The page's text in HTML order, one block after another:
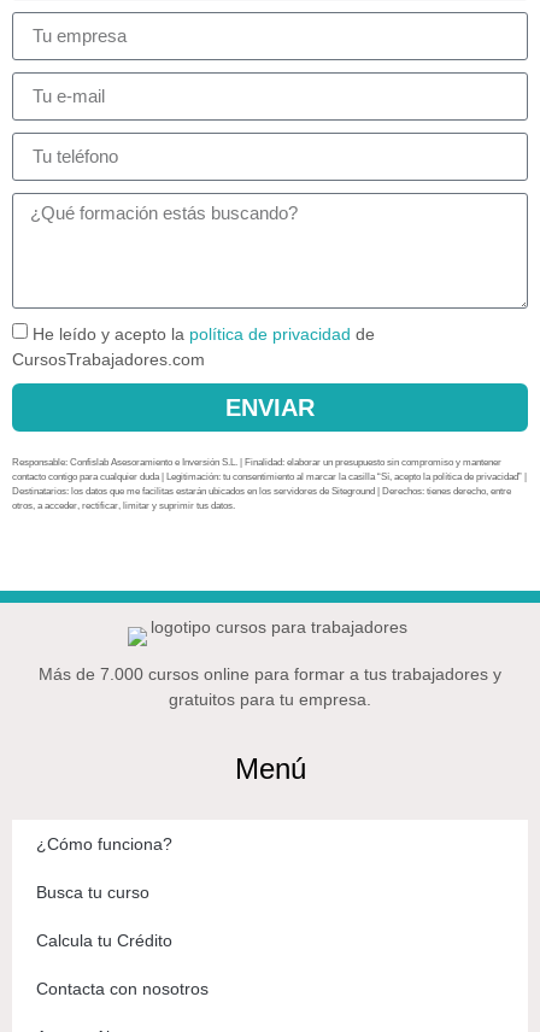
He leído y acepto la política de privacidad de
CursosTrabajadores.com
ENVIAR
Responsable: Confislab Asesoramiento e Inversión S.L. | Finalidad: elaborar un presupuesto sin compromiso y mantener
contacto contigo para cualquier duda | Legitimación: tu consentimiento al marcar la casilla “Sí, acepto la política de privacidad” |
Destinatarios: los datos que me facilitas estarán ubicados en los servidores de Siteground | Derechos: tienes derecho, entre
otros, a acceder, rectificar, limitar y suprimir tus datos.
Más de 7.000 cursos online para formar a tus trabajadores y
gratuitos para tu empresa.
Menú
¿Cómo funciona?
Busca tu curso
Calcula tu Crédito
Contacta con nosotros